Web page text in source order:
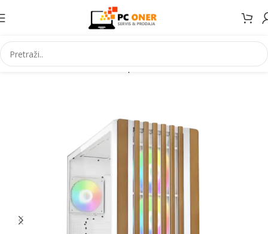
Početna Informatika PC komponente Kućišta